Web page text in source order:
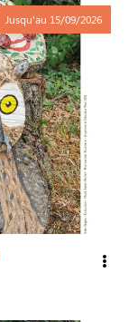
Jusqu'au 15/09/2026